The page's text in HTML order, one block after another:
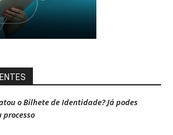
o Bilhete de Identidade? Já podes
processo